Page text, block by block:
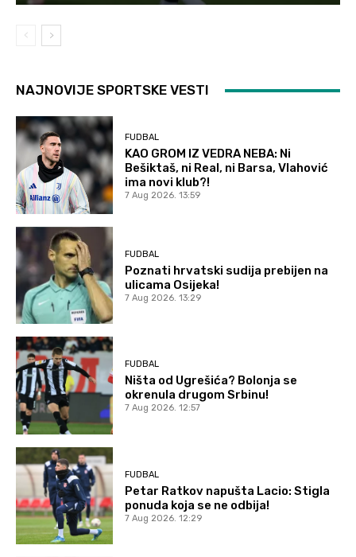
NAJNOVIJE SPORTSKE VESTI
FUDBAL
KAO GROM IZ VEDRA NEBA: Ni
Bešiktaš, ni Real, ni Barsa, Vlahović
ima novi klub?!
7 Aug 2026. 13:59
FUDBAL
Poznati hrvatski sudija prebijen na
ulicama Osijeka!
7 Aug 2026. 13:29
FUDBAL
Ništa od Ugrešića? Bolonja se
okrenula drugom Srbinu!
7 Aug 2026. 12:57
FUDBAL
Petar Ratkov napušta Lacio: Stigla
ponuda koja se ne odbija!
7 Aug 2026. 12:29